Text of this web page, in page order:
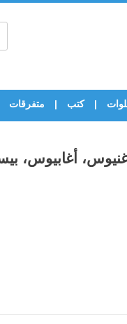
كتب متفرقات
أغابيوس،